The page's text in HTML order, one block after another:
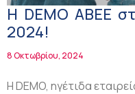
Η DEMO ABEE
2024!
8 Οκτωβρίου, 2024
Η DEMO, ηγέτιδα